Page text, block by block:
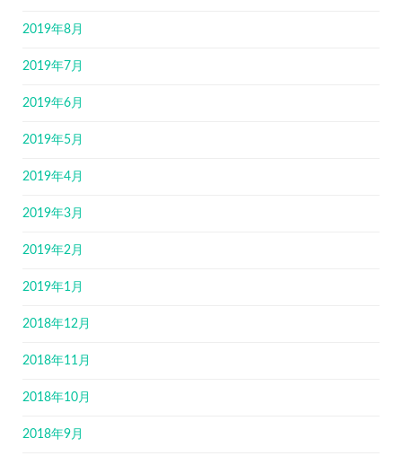
2019年8月
2019年7月
2019年6月
2019年5月
2019年4月
2019年3月
2019年2月
2019年1月
2018年12月
2018年11月
2018年10月
2018年9月